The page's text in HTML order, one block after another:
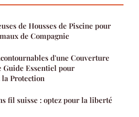
de Housses de Piscine pour
de Compagnie
d'une Couverture
Guide Essentiel pour
Protection
fil suisse : optez pour la liberté